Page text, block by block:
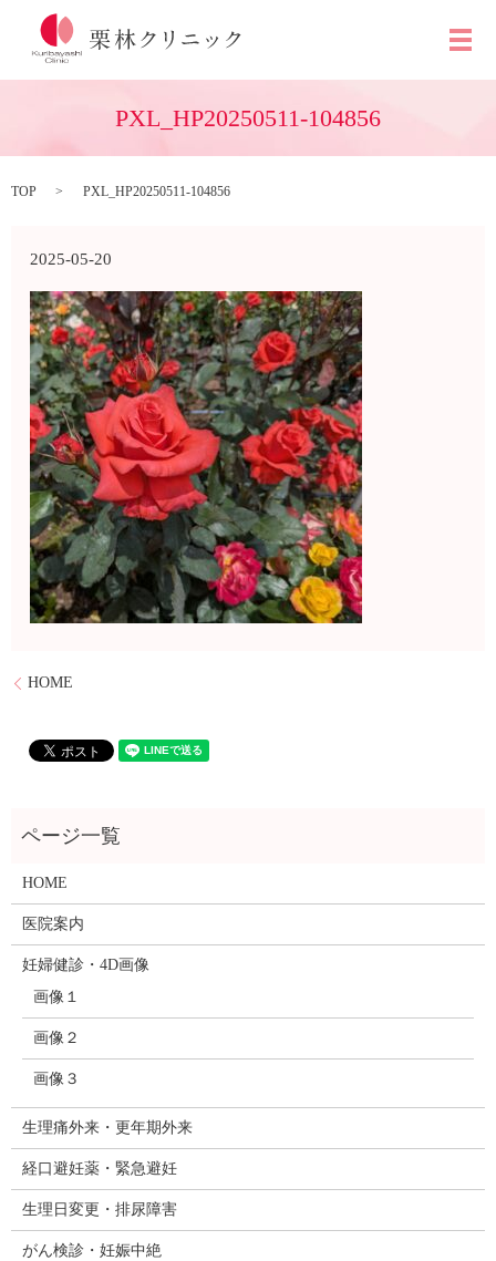
メ
PXL_HP20250511-104856
TOP PXL_HP20250511-104856
2025-05-20
HOME
HOME
医院案内
妊婦健診・4D画像
画像１
画像２
画像３
生理痛外来・更年期外来
経口避妊薬・緊急避妊
生理日変更・排尿障害
がん検診・妊娠中絶